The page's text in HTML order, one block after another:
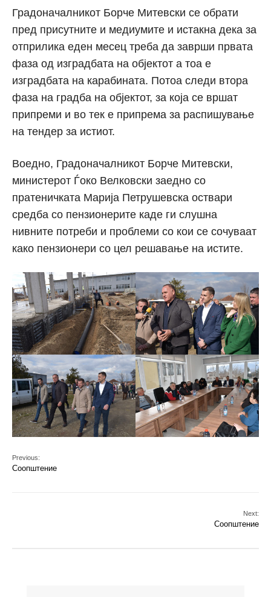
Градоначалникот Борче Митевски се обрати
пред присутните и медиумите и истакна дека за
отприлика еден месец треба да заврши првата
фаза од изградбата на објектот а тоа е
изградбата на карабината. Потоа следи втора
фаза на градба на објектот, за која се вршат
припреми и во тек е припрема за распишување
на тендер за истиот.
Воедно, Градоначалникот Борче Митевски,
министерот Ѓоко Велковски заедно со
пратеничката Марија Петрушевска оствари
средба со пензионерите каде ги слушна
нивните потреби и проблеми со кои се сочуваат
како пензионери со цел решавање на истите.
Previous:
Соопштение
Next:
Соопштение